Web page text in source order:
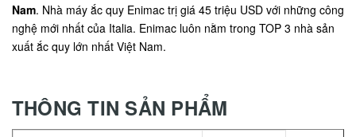
Nam. Nhà máy ắc quy Enimac trị giá 45 triệu USD với những công
nghệ mới nhất của Italia. Enimac luôn nằm trong TOP 3 nhà sản
xuất ắc quy lớn nhất Việt Nam.
THÔNG TIN SẢN PHẨM